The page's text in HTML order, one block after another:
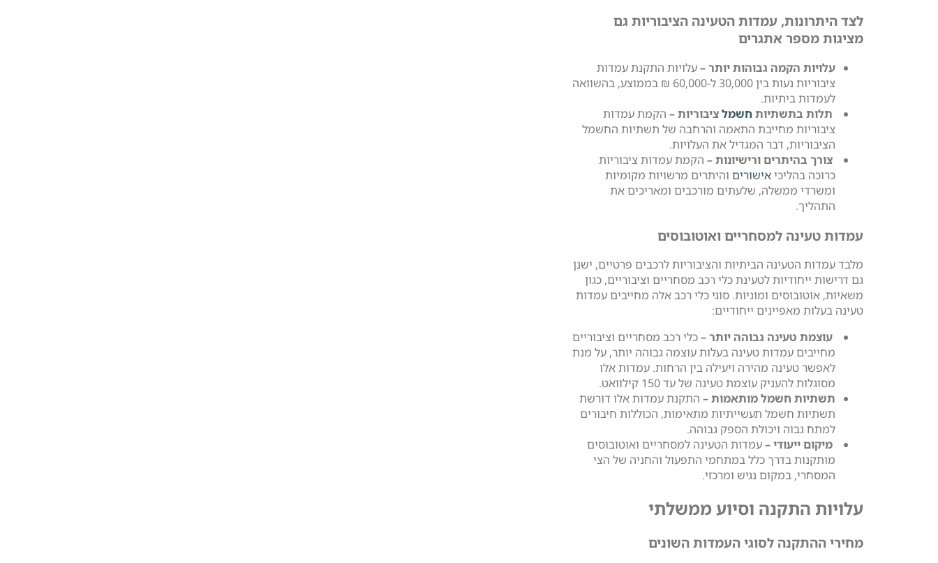
לצד היתרונות, עמדות הטעינה הציבוריות גם
מציגות מספר אתגרים
עלויות הקמה גבוהות יותר –עלויות התקנת עמדות
ציבוריות נעות בין 30,000 ל-60,000 ₪ בממוצע, בהשוואה
לעמדות ביתיות.
תלות בתשתיות חשמלציבוריות – הקמת עמדות
ציבוריות מחייבת התאמה והרחבה של תשתיות החשמל
הציבוריות, דבר המגדיל את העלויות.
צורך בהיתרים ורישיונות – הקמת עמדות ציבוריות
כרוכה בהליכיאישורים והיתרים מרשויות מקומיות
ומשרדי ממשלה, שלעתים מורכבים ומאריכים את
התהליך.
עמדות טעינה למסחריים ואוטובוסים
מלבד עמדות הטעינה הביתיות והציבוריות לרכבים פרטיים, ישנן
גם דרישות ייחודיות לטעינת כלי רכב מסחריים וציבוריים, כגון
משאיות, אוטובוסים ומוניות. סוגי כלי רכב אלה מחייבים עמדות
טעינה בעלות מאפיינים ייחודיים:
עוצמת טעינה גבוהה יותר –כלי רכב מסחריים וציבוריים
מחייבים עמדות טעינה בעלות עוצמה גבוהה יותר, על מנת
לאפשר טעינה מהירה ויעילה בין הרחות. עמדות אלו
מסוגלות להעניק עוצמת טעינה של עד 150 קילוואט.
תשתיות חשמל מותאמות – התקנת עמדות אלו דורשת
תשתיות חשמל תעשייתיות מתאימות, הכוללות חיבורים
למתח גבוה ויכולת הספק גבוהה.
מיקום ייעודי –עמדות הטעינה למסחריים ואוטובוסים
מותקנות בדרך כלל במתחמי התפעול והחניה של הצי
המסחרי, במקום נגיש ומרכזי.
עלויות התקנה וסיוע ממשלתי
מחירי ההתקנה לסוגי העמדות השונים